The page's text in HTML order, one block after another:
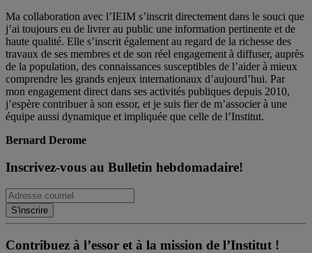
Ma collaboration avec l’IEIM s’inscrit directement dans le souci que
j’ai toujours eu de livrer au public une information pertinente et de
haute qualité. Elle s’inscrit également au regard de la richesse des
travaux de ses membres et de son réel engagement à diffuser, auprès
de la population, des connaissances susceptibles de l’aider à mieux
comprendre les grands enjeux internationaux d’aujourd’hui. Par
mon engagement direct dans ses activités publiques depuis 2010,
j’espère contribuer à son essor, et je suis fier de m’associer à une
équipe aussi dynamique et impliquée que celle de l’Institut.
Bernard Derome
Inscrivez-vous au Bulletin hebdomadaire!
Contribuez à l’essor et à la mission de l’Institut !